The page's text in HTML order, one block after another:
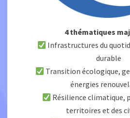
4 thématiques
Infrastructures du
durable
Transition écologique,
énergies
Résilience climatique,
territoires et des